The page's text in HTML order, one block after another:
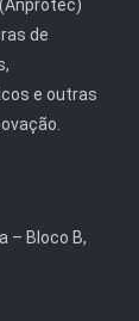
de
e outras
– Bloco B,